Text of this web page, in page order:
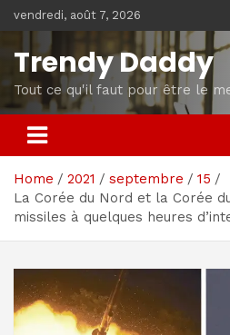
to
content
vendredi, août 7, 2026
Trendy Daddy
Tout ce qu'il faut pour être le
Home 2021 septembre
15
La Corée du Nord et la Corée
missiles à quelques heures